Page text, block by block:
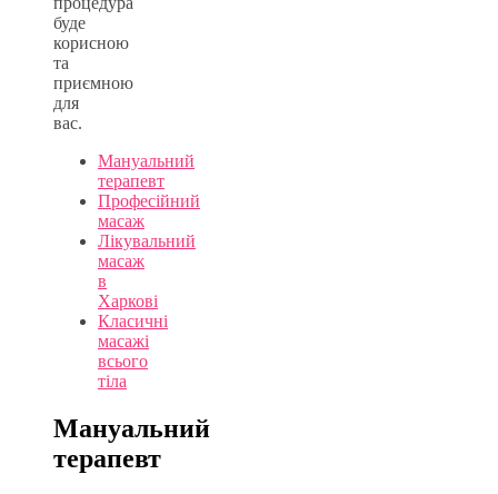
буде
корисною
та
приємною
для
вас.
Мануальний
терапевт
Професійний
масаж
Лікувальний
масаж
в
Харкові
Класичні
масажі
всього
тіла
Мануальний
терапевт